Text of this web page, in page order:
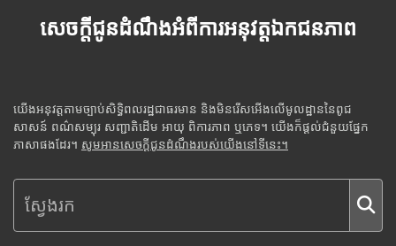
សេចក្តីជូនដំណឹងអំពីការអនុវត្តឯកជនភាព
យើងអនុវត្តតាមច្បាប់សិទ្ធិពលរដ្ឋជាធរមាន និងមិនរើសអើងលើមូលដ្ឋាននៃពូជ
សាសន៍ ពណ៌សម្បុរ សញ្ជាតិដើម អាយុ ពិការភាព ឬភេទ។ យើងក៏ផ្តល់ជំនួយផ្នែក
ភាសាផងដែរ។ សូមអានសេចក្តីជូនដំណឹងរបស់យើងនៅទីនេះ។